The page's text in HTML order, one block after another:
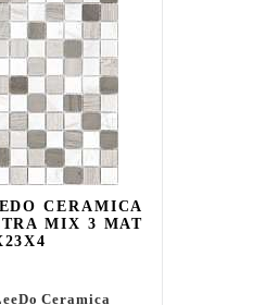
CERAMICA
MIX 3 MAT
Ceramica